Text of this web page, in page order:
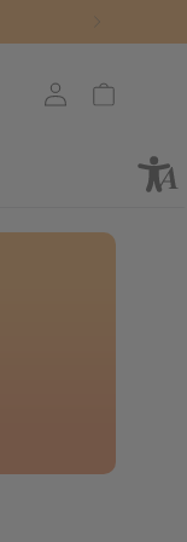
Mein KontoWarenkorb